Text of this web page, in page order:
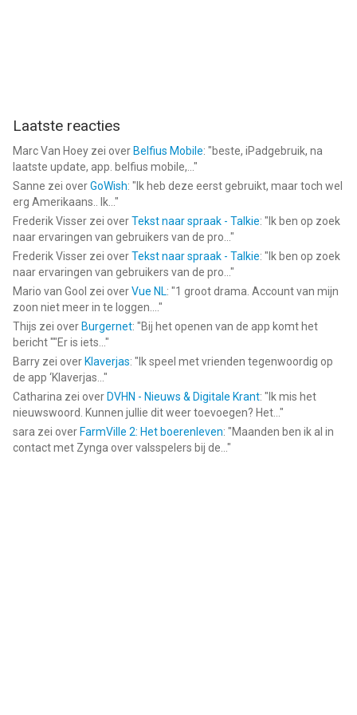
iPad en iPod touch met iOS versie 15.0 of hoger, geschikt
bevonden voor gebruikers met leeftijden vanaf
Informatie voor Health Diary: Bloeddrukis het laatst vergeleken
op 9 Aug om 05:53.
Laatste reacties
Marc Van Hoey zei over Belfius Mobile: "beste, iPadgebruik, na
laatste update, app. belfius mobile,... "
Sanne zei overGoWish: " Ik heb deze eerst gebruikt, maar toch wel
erg Amerikaans.. Ik... "
Frederik Visser zei overTekst naar spraak - Talkie: " Ik ben op zoek
naar ervaringen van gebruikers van de pro... "
Frederik Visser zei overTekst naar spraak - Talkie: " Ik ben op zoek
naar ervaringen van gebruikers van de pro... "
Mario van Gool zei overVue NL: "1 groot drama. Account van mijn
zoon niet meer in te loggen.... "
Thijs zei over Burgernet: "Bij het openen van de app komt het
bericht ""Er is iets... "
Barry zei over Klaverjas: " Ik speel met vrienden tegenwoordig op
de app ‘Klaverjas... "
Catharina zei over DVHN - Nieuws & Digitale Krant: " Ik mis het
nieuwswoord. Kunnen jullie dit weer toevoegen? Het... "
sara zei over FarmVille 2: Het boerenleven: "Maanden ben ik al in
contact met Zynga over valsspelers bij de... "